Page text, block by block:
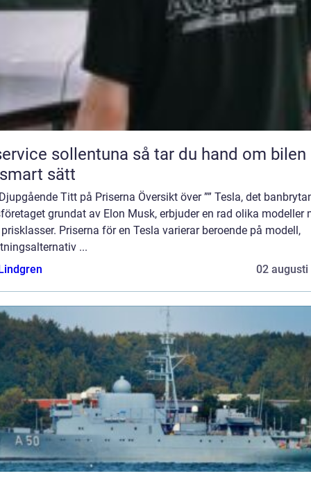
sollentuna så tar du hand om bilen på
sätt
Titt på Priserna Översikt över ”” Tesla, det
grundat av Elon Musk, erbjuder en rad olika modeller
Priserna för en Tesla varierar beroende på modell,
...
02 augusti